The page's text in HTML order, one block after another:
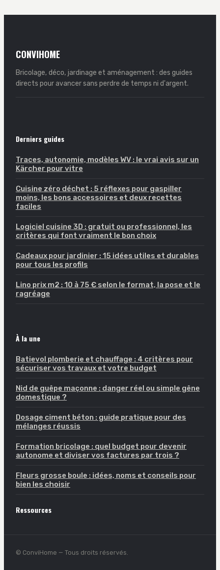
CONVIHOME
Bricolage, déco, jardinage et aménagement : des guides
directs pour avancer sans perdre de temps ni d'argent.
Derniers guides
Traces, autonomie, modèles WV : le vrai avis sur un
Kärcher pour vitre
Cuisine zéro déchet : 5 réflexes pour gaspiller
moins, les bons accessoires et deux recettes
faciles
Logiciel cuisine 3D : gratuit ou professionnel, les
critères qui font vraiment le bon choix
Cadeaux pour jardinier : 15 idées utiles et durables
pour tous les profils
Lino prix m2 : 10 à 75 € selon le format, la pose et le
ragréage
À la une
Batievol plomberie et chauffage : 4 critères pour
sécuriser vos travaux et votre budget
Nid de guêpe maçonne : danger réel ou simple gêne
domestique ?
Dosage ciment béton : guide pratique pour des
mélanges réussis
Formation bricolage : quel budget pour devenir
autonome et diviser vos factures par trois ?
Fleurs grosse boule : idées, noms et conseils pour
bien les choisir
Ressources
© ConviHome — Tous droits réservés.